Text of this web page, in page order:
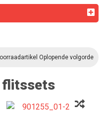
Oplopende volgorde
flitssets